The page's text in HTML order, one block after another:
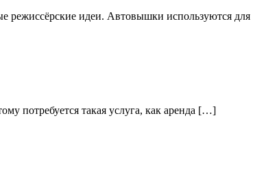
режиссёрские идеи. Автовышки используются для
потребуется такая услуга, как аренда […]